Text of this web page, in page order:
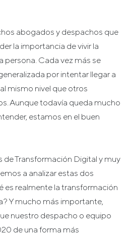
abogados y despachos que
la importancia de vivir la
persona. Cada vez más se
por intentar llegar a
mismo nivel que otros
Aunque todavía queda mucho
estamos en el buen
de Transformación Digital y muy
a analizar estas dos
es realmente la transformación
Y mucho más importante,
nuestro despacho o equipo
de una forma más